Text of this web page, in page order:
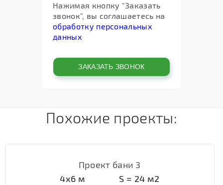
Нажимая кнопку "Заказать
звонок", вы соглашаетесь на
обработку персональных
данных
Похожие проекты:
Проект бани 3
4х6 м S = 24 м2